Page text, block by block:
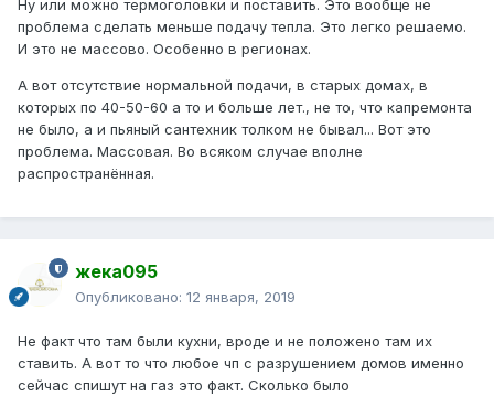
Ну или можно термоголовки и поставить. Это вообще не
проблема сделать меньше подачу тепла. Это легко решаемо.
И это не массово. Особенно в регионах.
А вот отсутствие нормальной подачи, в старых домах, в
которых по 40-50-60 а то и больше лет., не то, что капремонта
не было, а и пьяный сантехник толком не бывал... Вот это
проблема. Массовая. Во всяком случае вполне
распространённая.
жека095
Опубликовано: 12 января, 2019
Не факт что там были кухни, вроде и не положено там их
ставить. А вот то что любое чп с разрушением домов именно
сейчас спишут на газ это факт. Сколько было